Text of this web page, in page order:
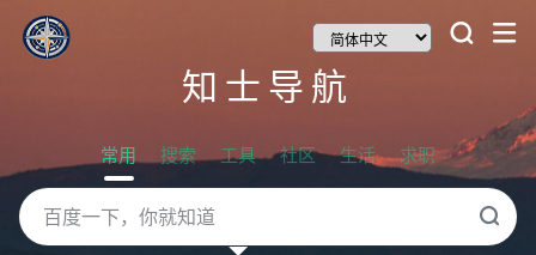
知士导航
常用 搜索 工具 社区 生活 求职